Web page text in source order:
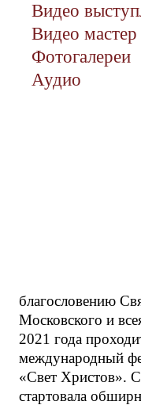
Видео
Видео мастер
Фотогалереи
Аудио
благословению
Московского и
2021 года
международный
«Свет Христов».
стартовала